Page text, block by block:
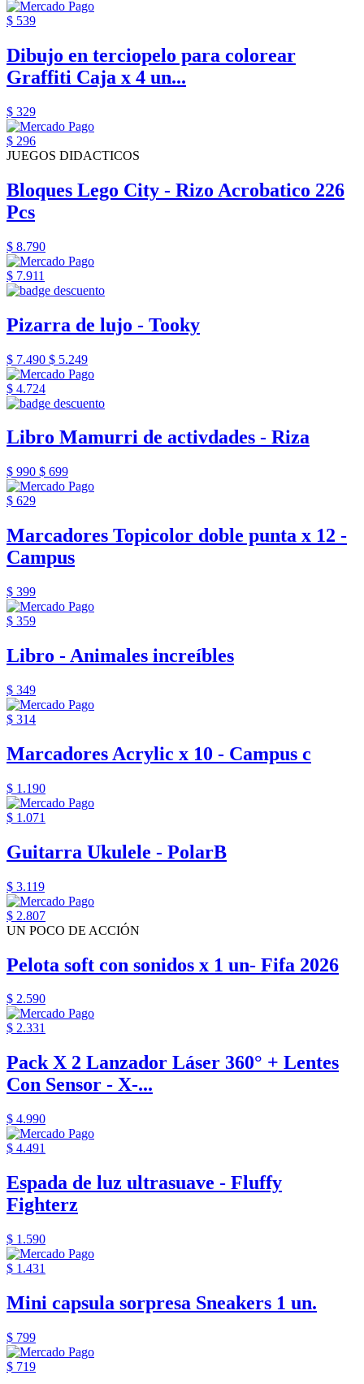
$ 539
Dibujo en terciopelo para colorear
Graffiti Caja x 4 un...
$ 329
$ 296
JUEGOS DIDACTICOS
Bloques Lego City - Rizo Acrobatico 226
Pcs
$ 8.790
$ 7.911
Pizarra de lujo - Tooky
$ 7.490 $ 5.249
$ 4.724
Libro Mamurri de activdades - Riza
$ 990 $ 699
$ 629
Marcadores Topicolor doble punta x 12 -
Campus
$ 399
$ 359
Libro - Animales increíbles
$ 349
$ 314
Marcadores Acrylic x 10 - Campus c
$ 1.190
$ 1.071
Guitarra Ukulele - PolarB
$ 3.119
$ 2.807
UN POCO DE ACCIÓN
Pelota soft con sonidos x 1 un- Fifa 2026
$ 2.590
$ 2.331
Pack X 2 Lanzador Láser 360° + Lentes
Con Sensor - X-...
$ 4.990
$ 4.491
Espada de luz ultrasuave - Fluffy
Fighterz
$ 1.590
$ 1.431
Mini capsula sorpresa Sneakers 1 un.
$ 799
$ 719